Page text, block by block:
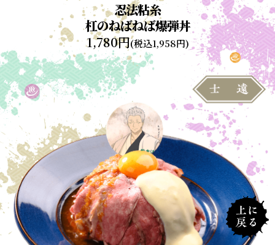
忍法粘糸
杠のねばねば爆弾丼
1,780円(税込1,958円)